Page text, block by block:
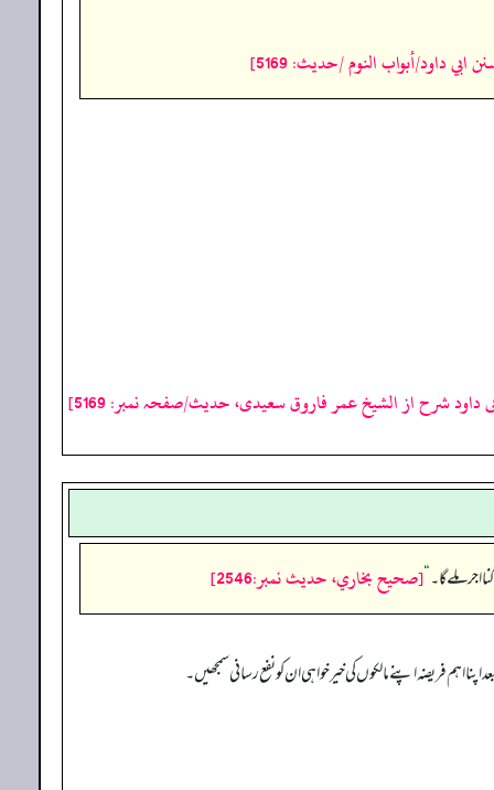
ابي داود/أبواب النوم /حدیث: 5169]
داود شرح از الشیخ عمر فاروق سعیدی، حدیث/صفحہ نمبر: 5169]
ملے گا۔“[صحيح بخاري، حديث نمبر:2546]
اہم فریضہ اپنے مالکوں کی خیرخواہی ان کو نفع رسانی سمجھیں۔